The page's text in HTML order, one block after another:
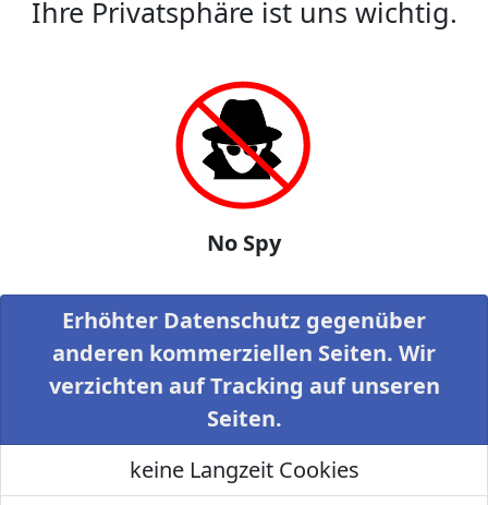
Ihre Privatsphäre ist uns wichtig.
No Spy
Erhöhter Datenschutz gegenüber
anderen kommerziellen Seiten. Wir
verzichten auf Tracking auf unseren
Seiten.
keine Langzeit Cookies